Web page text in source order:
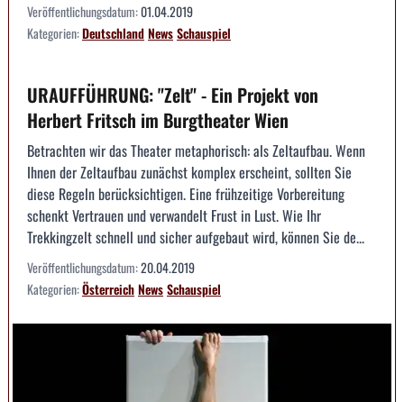
Veröffentlichungsdatum:01.04.2019
Kategorien:DeutschlandNewsSchauspiel
URAUFFÜHRUNG: "Zelt" - Ein Projekt von
Herbert Fritsch im Burgtheater Wien
Betrachten wir das Theater metaphorisch: als Zeltaufbau. Wenn
Ihnen der Zeltaufbau zunächst komplex erscheint, sollten Sie
diese Regeln berücksichtigen. Eine frühzeitige Vorbereitung
schenkt Vertrauen und verwandelt Frust in Lust. Wie Ihr
Trekkingzelt schnell und sicher aufgebaut wird, können Sie de...
Veröffentlichungsdatum:20.04.2019
Kategorien:ÖsterreichNewsSchauspiel